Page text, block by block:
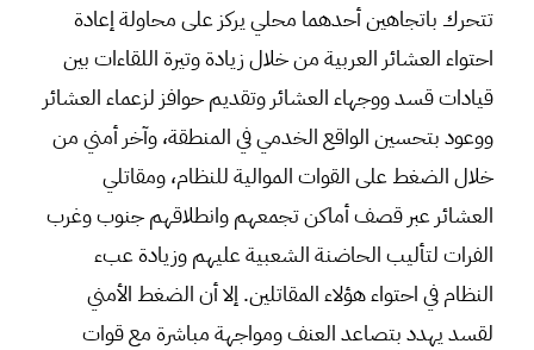
تتحرك باتجاهين أحدهما محلي يركز على محاولة إعادة
احتواء العشائر العربية من خلال زيادة وتيرة اللقاءات بين
قيادات قسد ووجهاء العشائر وتقديم حوافز لزعماء العشائر
ووعود بتحسين الواقع الخدمي في المنطقة، وآخر أمني من
خلال الضغط على القوات الموالية للنظام، ومقاتلي
العشائر عبر قصف أماكن تجمعهم وانطلاقهم جنوب وغرب
الفرات لتأليب الحاضنة الشعبية عليهم وزيادة عبء
النظام في احتواء هؤلاء المقاتلين. إلا أن الضغط الأمني
لقسد يهدد بتصاعد العنف ومواجهة مباشرة مع قوات